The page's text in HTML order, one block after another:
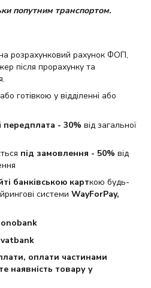
попутним транспортом.
розрахунковий рахунок ФОП,
після прорахунку та
готівкою у відділенні або
передплата - 30% від загальної
під замовлення - 50% від
банківською карткою будь-
системи WayForPay,
оплати частинами
наявність товару у